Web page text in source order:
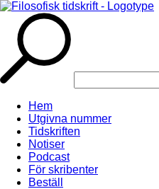
Hem
Utgivna nummer
Tidskriften
Notiser
Podcast
För skribenter
Beställ